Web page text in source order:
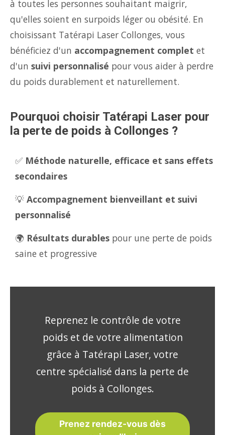
à toutes les personnes souhaitant maigrir,
qu'elles soient en surpoids léger ou obésité. En
choisissant Tatérapi Laser Collonges, vous
bénéficiez d'un accompagnement complet et
d'un suivi personnalisé pour vous aider à perdre
du poids durablement et naturellement.
Pourquoi choisir Tatérapi Laser pour
la perte de poids à Collonges ?
✅ Méthode naturelle, efficace et sans effets
secondaires
💡 Accompagnement bienveillant et suivi
personnalisé
🌍 Résultats durables pour une perte de poids
saine et progressive
Reprenez le contrôle de votre
poids et de votre alimentation
grâce à Tatérapi Laser, votre
centre spécialisé dans la perte de
poids à Collonges.
Prenez rendez-vous dès